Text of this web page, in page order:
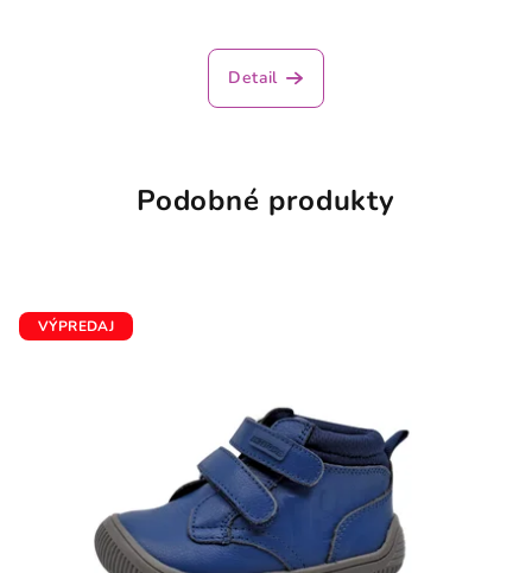
Detail
Podobné produkty
VÝPREDAJ